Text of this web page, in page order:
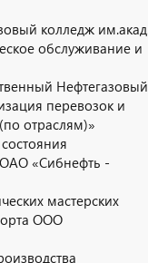
колледж
обслуживание и
Нефтегазовый
перевозок и
отраслям)»
«Сибнефть -
мастерских
ООО